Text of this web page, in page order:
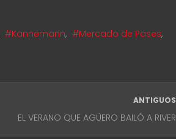
#Kannemann, #Mercado de Pases,
ANTIGUOS
EL VERANO QUE AGÜERO BAILÓ A RIVER